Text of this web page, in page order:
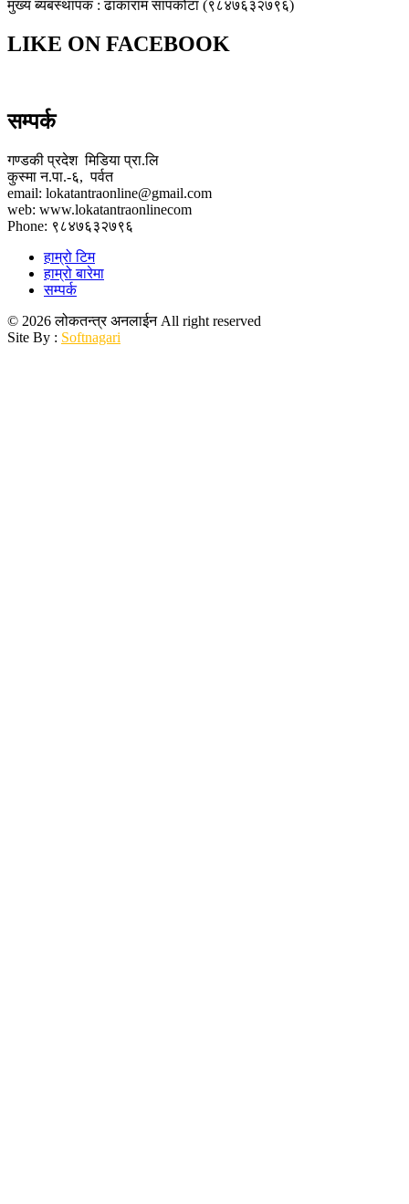
मुख्य ब्यबस्थापक : ढाकाराम सापकोटा (९८४७६३२७९६)
LIKE ON FACEBOOK
सम्पर्क
गण्डकी प्रदेश मिडिया प्रा.लि
कुस्मा न.पा.-६, पर्वत
email: lokatantraonline@gmail.com
web: www.lokatantraonlinecom
Phone: ९८४७६३२७९६
हाम्रो टिम
हाम्रो बारेमा
सम्पर्क
© 2026 लोकतन्त्र अनलाईन All right reserved
Site By : Softnagari